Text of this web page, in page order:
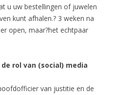
u uw bestellingen of juwelen
kunt afhalen.? 3 weken na
open, maar?het echtpaar
rol van (social) media
van justitie en de